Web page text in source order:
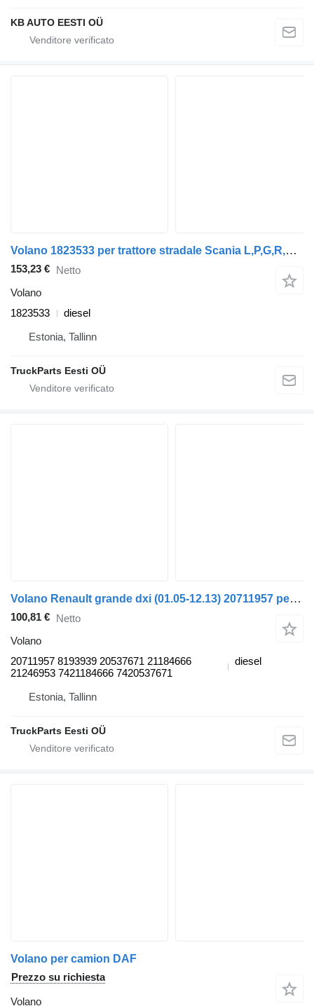
KB AUTO EESTI OÜ
Volano 1823533 per trattore stradale Scania L,P,G,R,S-series (2016-)
153,23 € Netto
Volano
1823533
diesel
Estonia, Tallinn
TruckParts Eesti OÜ
Volano Renault grande dxi (01.05-12.13) 20711957 per trattore stradale Renault Magnum (1990-2014)
100,81 € Netto
Volano
20711957 8193939 20537671 21184666
21246953 7421184666 7420537671
diesel
Estonia, Tallinn
TruckParts Eesti OÜ
Volano per camion DAF
Prezzo su richiesta
Volano